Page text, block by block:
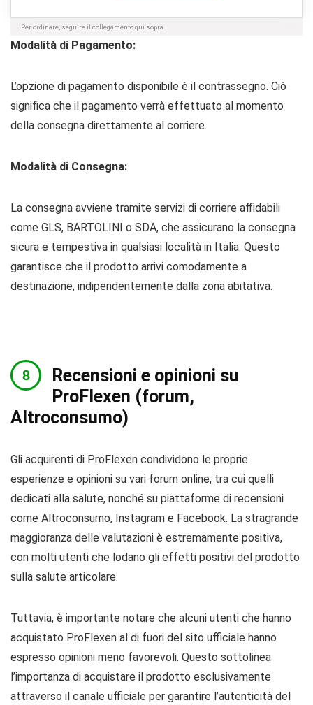
Per ordinare, seguire il collegamento qui sopra
Modalità di Pagamento:
L’opzione di pagamento disponibile è il contrassegno. Ciò
significa che il pagamento verrà effettuato al momento
della consegna direttamente al corriere.
Modalità di Consegna:
La consegna avviene tramite servizi di corriere affidabili
come GLS, BARTOLINI o SDA, che assicurano la consegna
sicura e tempestiva in qualsiasi località in Italia. Questo
garantisce che il prodotto arrivi comodamente a
destinazione, indipendentemente dalla zona abitativa.
Recensioni e opinioni su
ProFlexen (forum,
Altroconsumo)
Gli acquirenti di ProFlexen condividono le proprie
esperienze e opinioni su vari forum online, tra cui quelli
dedicati alla salute, nonché su piattaforme di recensioni
come Altroconsumo, Instagram e Facebook. La stragrande
maggioranza delle valutazioni è estremamente positiva,
con molti utenti che lodano gli effetti positivi del prodotto
sulla salute articolare.
Tuttavia, è importante notare che alcuni utenti che hanno
acquistato ProFlexen al di fuori del sito ufficiale hanno
espresso opinioni meno favorevoli. Questo sottolinea
l’importanza di acquistare il prodotto esclusivamente
attraverso il canale ufficiale per garantire l’autenticità del